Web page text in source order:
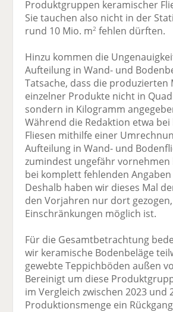
Produktgruppen keramischer
Sie tauchen also nicht in der
rund 10 Mio. m2 fehlen dürften.
Hinzu kommen die
Aufteilung in Wand- und
Tatsache, dass die produzierten
einzelner Produkte nicht in
sondern in Kilogramm
Während die Redaktion etwa
Fliesen mithilfe einer
Aufteilung in Wand- und
zumindest ungefähr vornehmen
bei komplett fehlenden
Deshalb haben wir dieses Mal
den Vorjahren nur dort
Einschränkungen möglich ist.
Für die Gesamtbetrachtung
wir keramische Bodenbeläge
gewebte Teppichböden außen
Bereinigt um diese
im Vergleich zwischen 2023 und
Produktionsmenge ein